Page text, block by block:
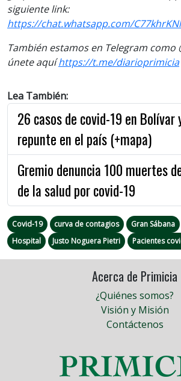
siguiente link:
https://chat.whatsapp.com/
También estamos en Telegram como
únete aquíhttps://t.me/diarioprimicia
Lea También:
26 casos de covid-19 en Bolívar
repunte en el país (+mapa)
Gremio denuncia 100 muertes
de la salud por covid-19
Covid-19 curva de contagios Gran Sábana
Hospital
Justo Noguera Pietri Pacientes
Acerca de Primicia
¿Quiénes somos?
Visión y Misión
Contáctenos